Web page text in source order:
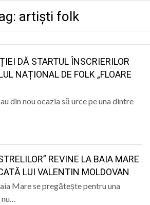
artiști folk
DĂ STARTUL ÎNSCRIERILOR
NAȚIONAL DE FOLK „FLOARE
din nou ocazia să urce pe una dintre
REVINE LA BAIA MARE
LUI VALENTIN MOLDOVAN
Mare se pregătește pentru una
nu…